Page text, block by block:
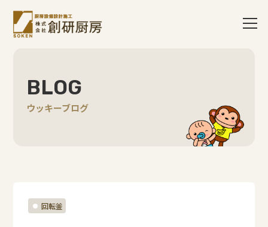
BLOG
ウッキーブログ
回転釜